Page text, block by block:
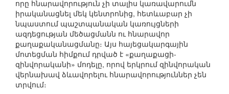
որը հնարավորություն չի տալիս կառավարումն
իրականացնել մեկ կենտրոնից, հետևաբար չի
նպաստում պաշտպանական կառույցների
ազդեցության մեծացմանն ու հնարավոր
քաղաքականացմանը։ Այս հայեցակարգային
մոտեցման հիմքում դրված է «քաղաքացի-
զինվորականի» մոդելը, որով երկրում զինվորական
վերնախավ ձևավորելու հնարավորություններ չեն
տրվում։